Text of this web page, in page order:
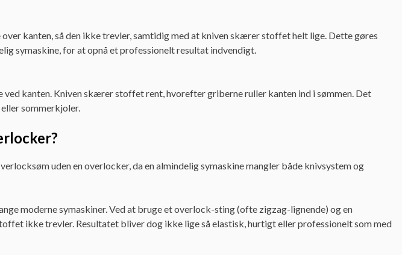
kanten, så den ikke trevler, samtidig med at kniven skærer stoffet helt lige. Dette gøres
symaskine, for at opnå et professionelt resultat indvendigt.
ved kanten. Kniven skærer stoffet rent, hvorefter griberne ruller kanten ind i sømmen. Det
sommerkjoler.
uden en overlocker, da en almindelig symaskine mangler både knivsystem og
moderne symaskiner. Ved at bruge et overlock-sting (ofte zigzag-lignende) og en
ikke trevler. Resultatet bliver dog ikke lige så elastisk, hurtigt eller professionelt som med